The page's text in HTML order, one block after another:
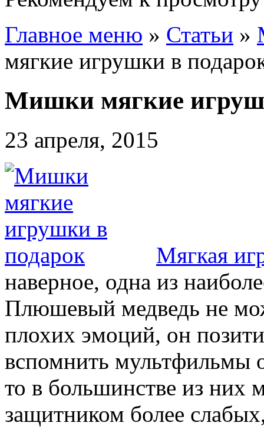
Главное меню » Статьи »
мягкие игрушки в
Мишки мягкие
23 апреля, 2015
Мягкая
наверное, одна из
Плюшевый медведь не
плохих эмоций, он
вспомнить мультфильмы
то в большинстве из них
защитником более